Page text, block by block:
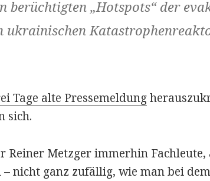
berüchtigten „Hotspots“ der
ukrainischen
Tage alte Pressemeldung
sich.
Reiner Metzger immerhin Fachleute,
nicht ganz zufällig, wie man bei